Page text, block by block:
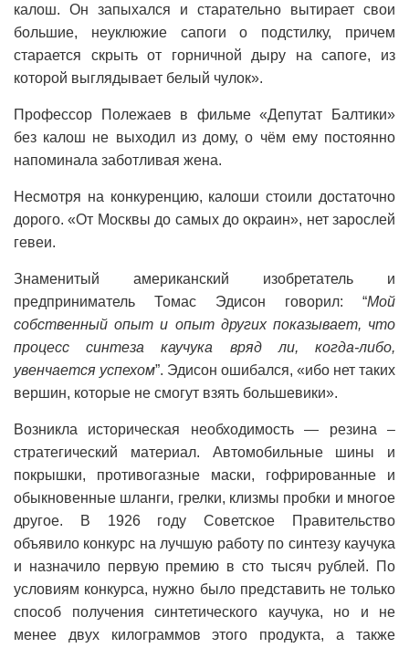
калош. Он запыхался и старательно вытирает свои
большие, нeуклюжиe сапоги о подстилку, причем
старается скрыть от горничной дыру на сапоге, из
кoтoрoй выглядывaeт бeлый чулок».
Профессор Полежаев в фильме «Депутат Балтики»
без калош не выходил из дому, о чём ему постоянно
напоминала заботливая жена.
Несмотря на конкуренцию, калоши стоили достаточно
дорого. «От Москвы до самых до окраин», нет зарослей
гевеи.
Знаменитый американский изобретатель и
предприниматель Томас Эдисон говорил: “Мой
собственный опыт и опыт других показывает, что
процесс синтеза каучука вряд ли, когда-либо,
увенчается успехом”. Эдисон ошибался, «ибо нет таких
вершин, которые не смогут взять большевики».
Возникла историческая необходимость — резина –
стратегический материал. Автомобильные шины и
покрышки, противогазные маски, гофрированные и
обыкновенные шланги, грелки, клизмы пробки и многое
другое. В 1926 году Советское Правительство
объявило конкурс на лучшую работу по синтезу каучука
и назначило первую премию в сто тысяч рублей. По
условиям конкурса, нужно было представить не только
способ получения синтетического каучука, но и не
менее двух килограммов этого продукта, а также